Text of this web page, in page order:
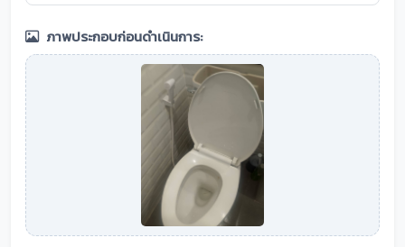
ภาพประกอบก่อนดำเนินการ: